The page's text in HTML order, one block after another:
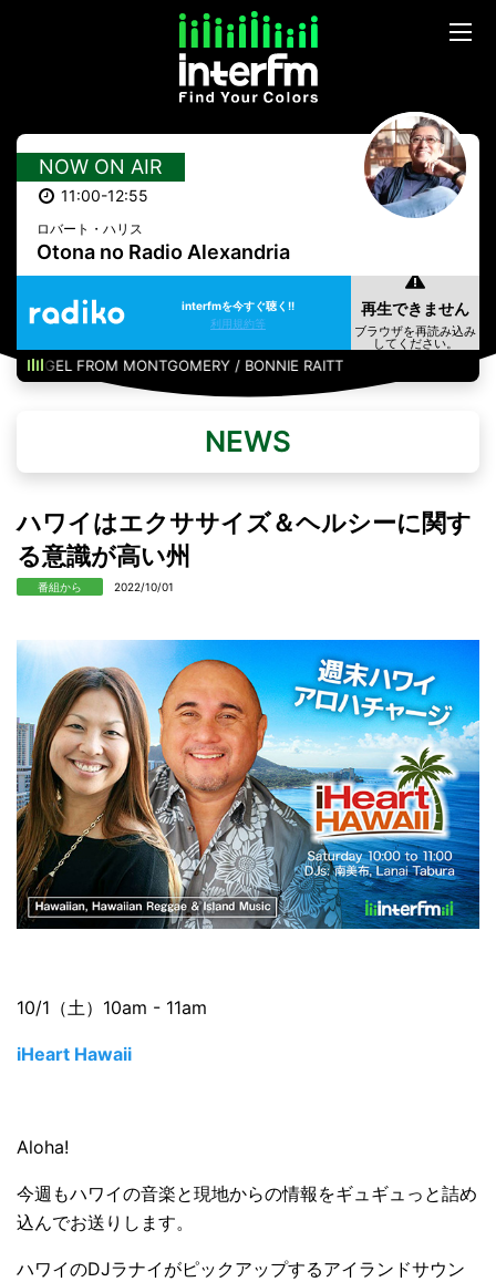
NOW ON AIR
11:00-12:55
ロバート・ハリス
Otona no Radio Alexandria
interfmを今すぐ聴く!!
利用規約等
FROM MONTGOMERY / BONNIE RAITT
NEWS
ハワイはエクササイズ＆ヘルシーに関す
る意識が高い州
番組から 2022/10/01
10/1（土）10am - 11am
iHeart Hawaii
Aloha!
今週もハワイの音楽と現地からの情報をギュギュっと詰め
込んでお送りします。
ハワイのDJラナイがピックアップするアイランドサウン